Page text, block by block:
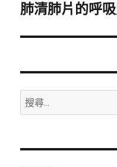
一
文
肺清肺片的呼
搜
尋
鍵